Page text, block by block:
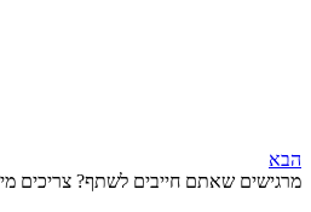
הבא
מרגישים שאתם חייבים לשתף? צריכים